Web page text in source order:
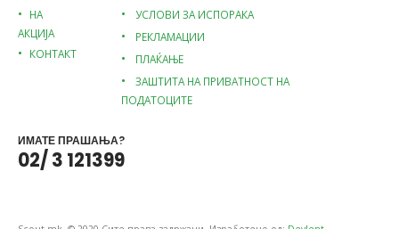
НА
АКЦИЈА
КОНТАКТ
УСЛОВИ ЗА ИСПОРАКА
РЕКЛАМАЦИИ
ПЛАЌАЊЕ
ЗАШТИТА НА ПРИВАТНОСТ НА
ПОДАТОЦИТЕ
ИМАТЕ ПРАШАЊА?
02/ 3 121399